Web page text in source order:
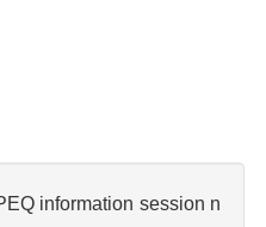
information session n